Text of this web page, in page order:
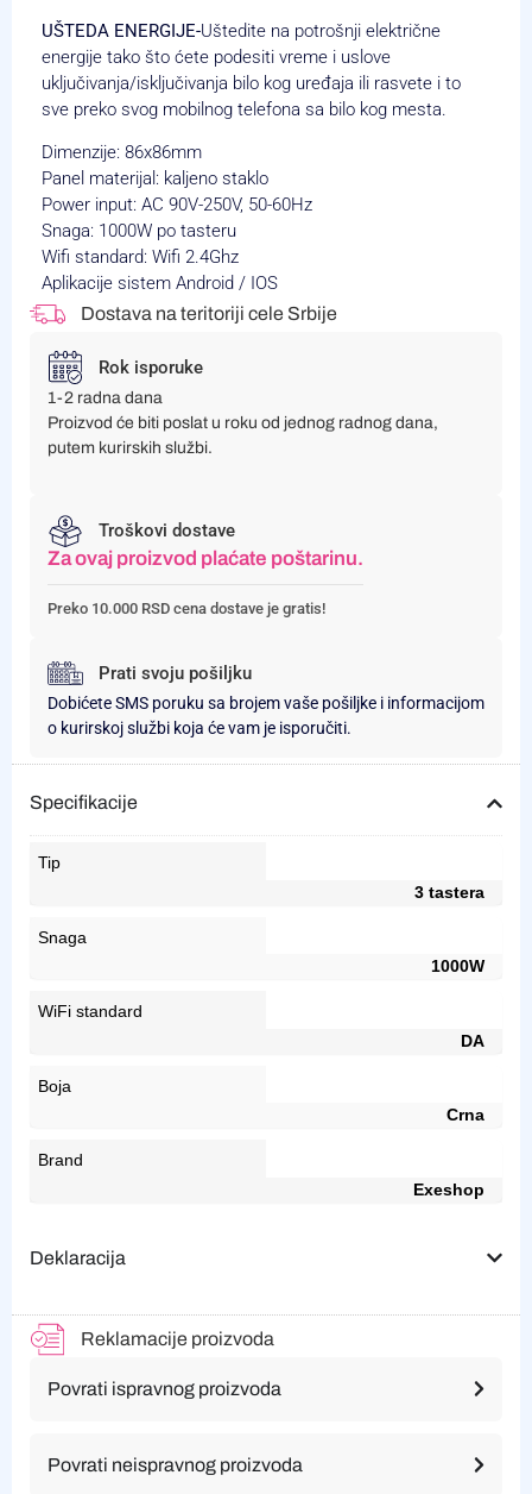
UŠTEDA ENERGIJE-Uštedite na potrošnji električne
energije tako što ćete podesiti vreme i uslove
uključivanja/isključivanja bilo kog uređaja ili rasvete i to
sve preko svog mobilnog telefona sa bilo kog mesta.
Dimenzije: 86x86mm
Panel materijal: kaljeno staklo
Power input: AC 90V-250V, 50-60Hz
Snaga: 1000W po tasteru
Wifi standard: Wifi 2.4Ghz
Aplikacije sistem Android / IOS
Dostava na teritoriji cele Srbije
Rok isporuke
1-2 radna dana
Proizvod će biti poslat u roku od jednog radnog dana,
putem kurirskih službi.
Troškovi dostave
Za ovaj proizvod plaćate poštarinu.
Preko 10.000 RSD cena dostave je gratis!
Prati svoju pošiljku
Dobićete SMS poruku sa brojem vaše pošiljke i informacijom
o kurirskoj službi koja će vam je isporučiti.
Specifikacije
Tip
3 tastera
Snaga
1000W
WiFi standard
DA
Boja
Crna
Brand
Exeshop
Deklaracija
Reklamacije proizvoda
Povrati ispravnog proizvoda
Povrati neispravnog proizvoda